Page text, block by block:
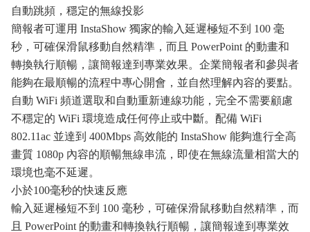
自動跳頻，穩定的無線投影
簡報者可運用 InstaShow 獨家的輸入延遲極短不到 100 毫
秒，可確保滑鼠移動自然精準，而且 PowerPoint 的動畫和
轉換執行順暢，讓簡報達到專業效果。企業簡報者和參與者
能夠在最順暢的流程中專心開會，並自然理解內容的要點。
自動 WiFi 頻道選取和自動重新連線功能，完全不需要顧慮
不穩定的 WiFi 環境造成任何停止或中斷。配備 WiFi
802.11ac 並達到 400Mbps 高效能的 InstaShow 能夠進行全高
畫質 1080p 內容的順暢無線串流，即使在無線流量相當大的
環境也毫不延遲。
小於100毫秒的快速反應
輸入延遲極短不到 100 毫秒，可確保滑鼠移動自然精準，而
且 PowerPoint 的動畫和轉換執行順暢，讓簡報達到專業效